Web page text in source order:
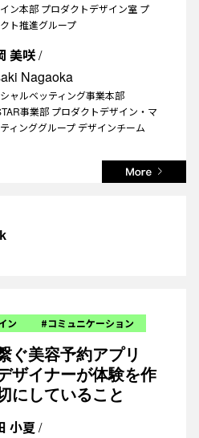
ン本部 プロダクトデザイン室 プ
ト推進グループ
美咲/
Nagaoka
ャルベッティング事業本部
事業部 プロダクトデザイン・マ
ィンググループ デザインチーム
ン #コミュニケーション
ぐ美容予約アプリ
ザイナーが体験を作
にしていること
小夏 /